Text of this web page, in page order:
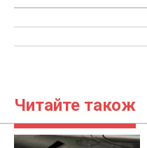
Читайте також